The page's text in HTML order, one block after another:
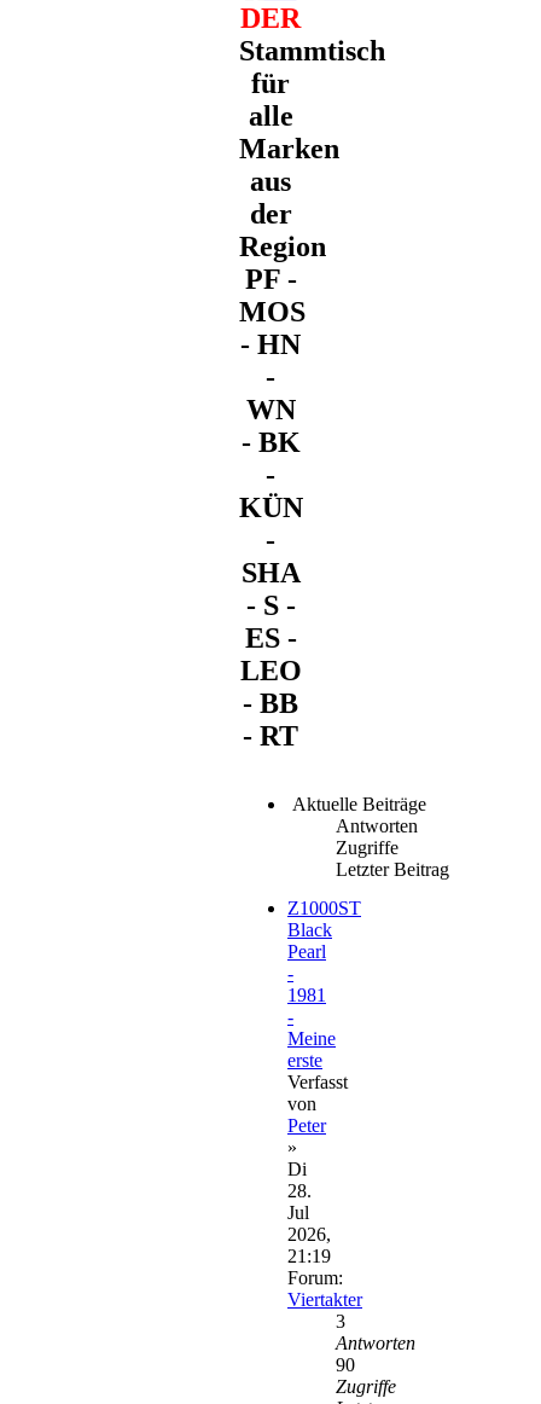
DER
Stammtisch
für
alle
Marken
aus
der
Region
PF -
MOS
- HN
-
WN
- BK
-
KÜN
-
SHA
- S -
ES -
LEO
- BB
- RT
Aktuelle Beiträge
Antworten
Zugriffe
Letzter Beitrag
Z1000ST
Black
Pearl
-
1981
-
Meine
erste
Verfasst
von
Peter
»
Di
28.
Jul
2026,
21:19
Forum:
Viertakter
3
Antworten
90
Zugriffe